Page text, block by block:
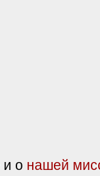
и о нашей